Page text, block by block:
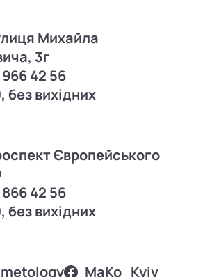
Михайла
3г
42 56
без вихідних
Європейського
42 56
без вихідних
MаKo_Kyiv